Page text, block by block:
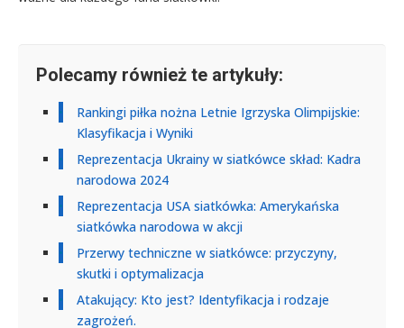
Polecamy również te artykuły:
Rankingi piłka nożna Letnie Igrzyska Olimpijskie:
Klasyfikacja i Wyniki
Reprezentacja Ukrainy w siatkówce skład: Kadra
narodowa 2024
Reprezentacja USA siatkówka: Amerykańska
siatkówka narodowa w akcji
Przerwy techniczne w siatkówce: przyczyny,
skutki i optymalizacja
Atakujący: Kto jest? Identyfikacja i rodzaje
zagrożeń.